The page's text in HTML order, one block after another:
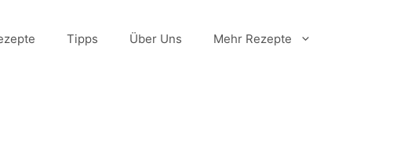
Tipps Über Uns Mehr Rezepte